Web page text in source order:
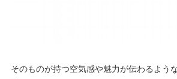
そのものが持つ空気感や魅力が伝わるよう